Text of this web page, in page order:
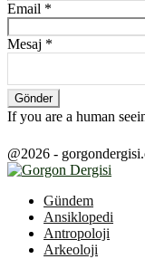
Email *
Mesaj *
If you are a human
@2026 -
Gündem
Ansiklopedi
Antropoloji
Arkeoloji